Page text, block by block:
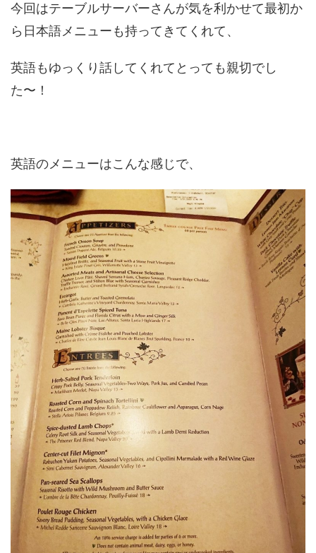
今回はテーブルサーバーさんが気を利かせて最初か
ら日本語メニューも持ってきてくれて、
英語もゆっくり話してくれてとっても親切でし
た〜！
英語のメニューはこんな感じで、